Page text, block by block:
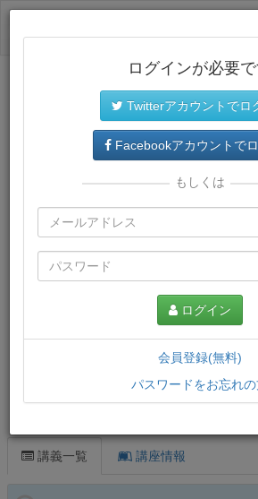
プレミアム会員では、教材がダウンロ
再生環境が提供されます。
講義一覧 講座情報
ログインが必要
Twitterアカウントでロ
Facebookアカウントで
もしくは
ログイン
会員登録(無料)
パスワードをお忘れ